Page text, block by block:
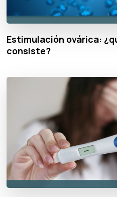
Estimulación ovárica:
consiste?